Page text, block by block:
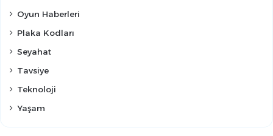
Oyun Haberleri
Plaka Kodları
Seyahat
Tavsiye
Teknoloji
Yaşam